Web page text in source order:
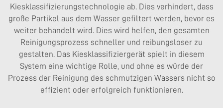
Kiesklassifizierungstechnologie ab. Dies verhindert, dass
große Partikel aus dem Wasser gefiltert werden, bevor es
weiter behandelt wird. Dies wird helfen, den gesamten
Reinigungsprozess schneller und reibungsloser zu
gestalten. Das Kiesklassifiziergerät spielt in diesem
System eine wichtige Rolle, und ohne es würde der
Prozess der Reinigung des schmutzigen Wassers nicht so
effizient oder erfolgreich funktionieren.